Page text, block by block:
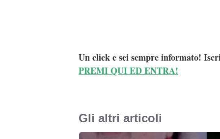
Un click e sei sempre informato!
PREMI QUI ED ENTRA!
Gli altri articoli